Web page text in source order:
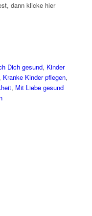
dann klicke hier
Dich gesund, Kinder
Kranke Kinder pflegen,
, Mit Liebe gesund